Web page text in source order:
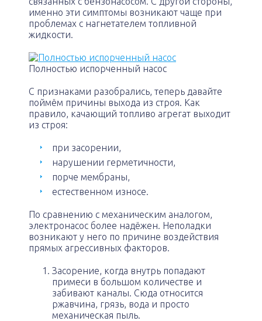
именно эти симптомы возникают чаще при
проблемах с нагнетателем топливной
жидкости.
Полностью испорченный насос
С признаками разобрались, теперь давайте
поймём причины выхода из строя. Как
правило, качающий топливо агрегат выходит
из строя:
при засорении,
нарушении герметичности,
порче мембраны,
естественном износе.
По сравнению с механическим аналогом,
электронасос более надёжен. Неполадки
возникают у него по причине воздействия
прямых агрессивных факторов.
Засорение, когда внутрь попадают
примеси в большом количестве и
забивают каналы. Сюда относится
ржавчина, грязь, вода и просто
механическая пыль.